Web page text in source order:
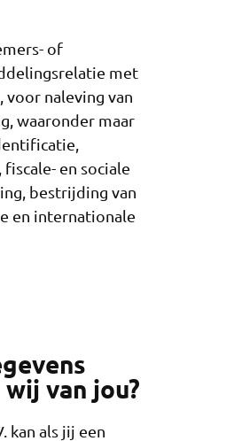
of
met
voor naleving van
waaronder maar
en sociale
bestrijding van
en internationale
van jou?
kan als jij een